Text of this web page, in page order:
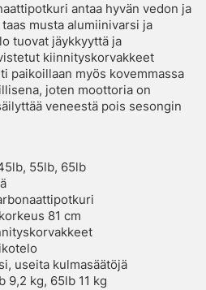
antaa hyvän vedon ja
musta alumiinivarsi ja
tuovat jäykkyyttä ja
kiinnityskorvakkeet
paikoillaan myös kovemmassa
joten moottoria on
veneestä pois sesongin
55lb, 65lb
81 cm
useita kulmasäätöjä
9,2 kg, 65lb 11 kg